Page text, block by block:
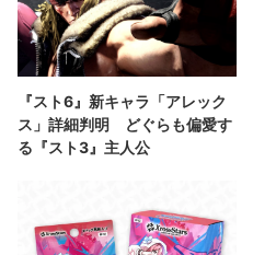
『スト6』新キャラ「アレック
ス」詳細判明 どぐらも偏愛す
る『スト3』主人公